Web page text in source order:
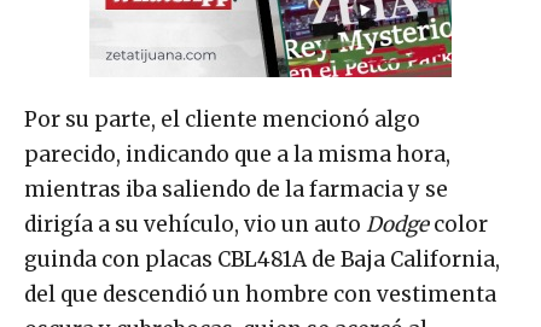
Por su parte, el cliente mencionó algo
parecido, indicando que a la misma hora,
mientras iba saliendo de la farmacia y se
dirigía a su vehículo, vio un auto Dodgecolor
guinda con placas CBL481A de Baja California,
del que descendió un hombre con vestimenta